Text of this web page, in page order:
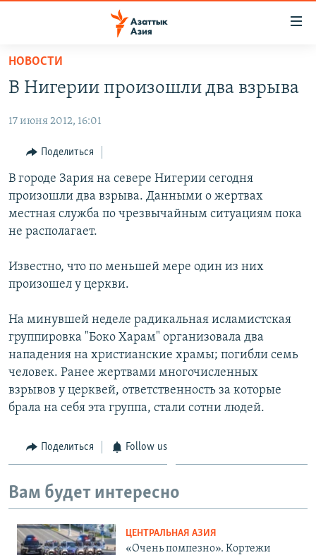
Вернуться
основному
Вернутся
навигации
Вернутся
поиску
КАЗАХСТАН
КЫРГЫЗСТАН
УЗБЕКИСТАН
ТАДЖИКИСТАН
НОВОСТИ
ВОЙНА В УКРАИНЕ
НА ДРУГИХ ЯЗЫКАХ
ҚАЗАҚША
КЫРГЫЗЧА
ЎЗБЕКЧА
ПОДПИШИТЕСЬ НА НАС В СОЦСЕТЯХ
НОВОСТИ
В Нигерии произошли два взрыва
17 июня 2012, 16:01
Поделиться
В городе Зария на севере Нигерии сегодня
произошли два взрыва. Данными о жертвах
местная служба по чрезвычайным ситуациям пока
не располагает.
Известно, что по меньшей мере один из них
произошел у церкви.
На минувшей неделе радикальная исламистская
группировка "Боко Харам" организовала два
нападения на христианские храмы; погибли семь
человек. Ранее жертвами многочисленных
взрывов у церквей, ответственность за которые
брала на себя эта группа, стали сотни людей.
Поделиться Follow us
Вам будет интересно
ЦЕНТРАЛЬНАЯ АЗИЯ
«Очень помпезно». Кортежи